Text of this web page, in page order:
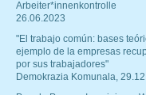
Arbeiter*innenkontrolle
26.06.2023
"El trabajo común: bases
ejemplo de la empresas
por sus trabajadores"
Demokrazia Komunala,